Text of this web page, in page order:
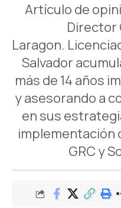
Artículo de
Director
Laragon.
Salvador
más de 14 años
y asesorando a
en sus
implementación
GRC y